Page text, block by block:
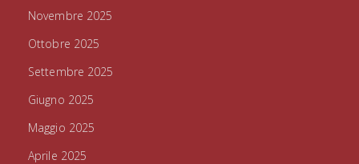
Novembre 2025
Ottobre 2025
Settembre 2025
Giugno 2025
Maggio 2025
Aprile 2025